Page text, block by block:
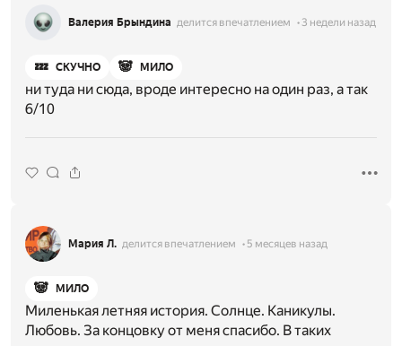
Валерия Брындина делится впечатлением 3 недели назад
💤 СКУЧНО 🐼 МИЛО
ни туда ни сюда, вроде интересно на один раз, а так
6/10
Мария Л. делится впечатлением 5 месяцев назад
🐼 МИЛО
Миленькая летняя история. Солнце. Каникулы.
Любовь. За концовку от меня спасибо. В таких